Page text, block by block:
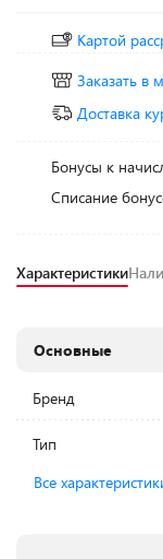
Картой
Заказать в
Доставка
Бонусы к
Списание
Характеристики
Основные
Бренд
Тип
Все